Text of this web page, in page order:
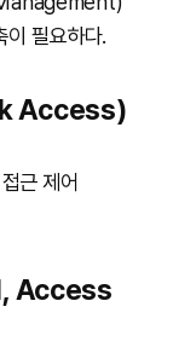
이 필요하다.
Access)
근 제어
Access